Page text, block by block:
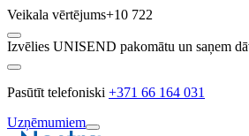
Veikala vērtējums+10 722
Izvēlies UNISEND pakomātu un saņem
Pasūtīt telefoniski +371 66 164 031
Uzņēmumiem